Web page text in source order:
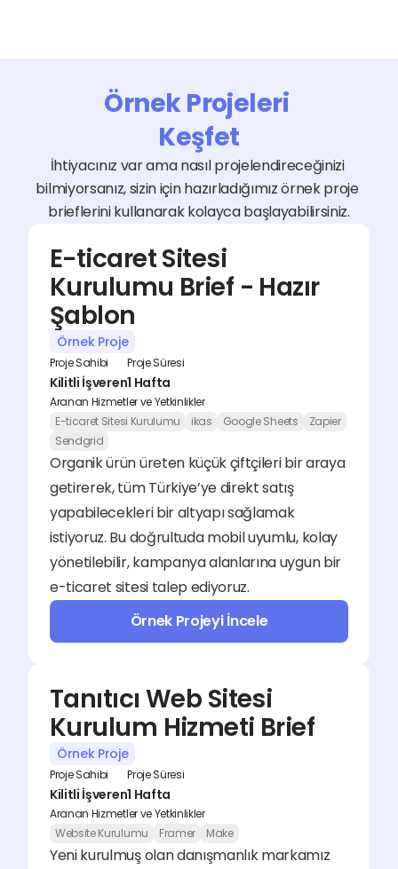
Örnek Projeleri
Keşfet
İhtiyacınız var ama nasıl projelendireceğinizi
bilmiyorsanız, sizin için hazırladığımız örnek proje
brieflerini kullanarak kolayca başlayabilirsiniz.
E-ticaret Sitesi
Kurulumu Brief - Hazır
Şablon
Örnek Proje
Proje Sahibi
Kilitli İşveren
Proje Süresi
1 Hafta
Aranan Hizmetler ve Yetkinlikler
E-ticaret Sitesi Kurulumu
ikas Google Sheets
Zapier
Sendgrid
Organik ürün üreten küçük çiftçileri bir araya
getirerek, tüm Türkiye’ye direkt satış
yapabilecekleri bir altyapı sağlamak
istiyoruz. Bu doğrultuda mobil uyumlu, kolay
yönetilebilir, kampanya alanlarına uygun bir
e-ticaret sitesi talep ediyoruz.
Örnek Projeyi İncele
Tanıtıcı Web Sitesi
Kurulum Hizmeti Brief
Örnek Proje
Proje Sahibi
Kilitli İşveren
Proje Süresi
1 Hafta
Aranan Hizmetler ve Yetkinlikler
Website Kurulumu
Framer Make
Yeni kurulmuş olan danışmanlık markamız